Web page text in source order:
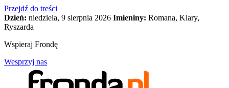
Przejdź do treści
Dzień: niedziela, 9 sierpnia 2026 Imieniny: Romana, Klary,
Ryszarda
Wspieraj Frondę
Wesprzyj nas